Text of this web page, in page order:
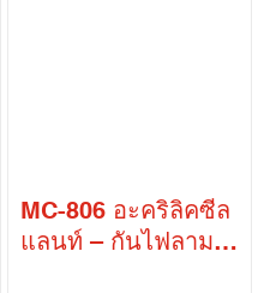
MC-806 อะคริลิคซีล
แลนท์ – กันไฟลาม